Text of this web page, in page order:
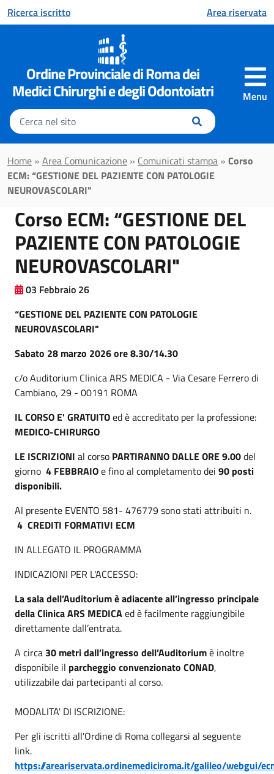
al contenuto principale
Ricerca iscritto Area riservata
Menu
Ordine Provinciale di Roma dei
Medici Chirurghi e degli Odontoiatri
Inserisci
il
testo
da
cercare
Home » Area Comunicazione » Comunicati stampa » Corso
ECM: “GESTIONE DEL PAZIENTE CON PATOLOGIE
NEUROVASCOLARI"
Corso ECM: “GESTIONE DEL
PAZIENTE CON PATOLOGIE
NEUROVASCOLARI"
03 Febbraio 26
“GESTIONE DEL PAZIENTE CON PATOLOGIE
NEUROVASCOLARI"
Sabato 28 marzo 2026 ore 8.30/14.30
c/o Auditorium Clinica ARS MEDICA - Via Cesare Ferrero di
Cambiano, 29 - 00191 ROMA
IL CORSO E' GRATUITOed è accreditato per la professione:
MEDICO-CHIRURGO
LE ISCRIZIONI al corso PARTIRANNO DALLE ORE 9.00del
giorno 4 FEBBRAIOe fino al completamento dei 90 posti
disponibili.
Al presente EVENTO 581- 476779 sono stati attribuiti n.
4 CREDITI FORMATIVI ECM
IN ALLEGATO IL PROGRAMMA
INDICAZIONI PER L'ACCESSO:
La sala dell’Auditorium è adiacente all’ingresso principale
della Clinica ARS MEDICAed è facilmente raggiungibile
direttamente dall’entrata.
A circa 30 metri dall’ingresso dell’Auditoriumè inoltre
disponibile il parcheggio convenzionato CONAD,
utilizzabile dai partecipanti al corso.
MODALITA' DI ISCRIZIONE:
Per gli iscritti all'Ordine di Roma collegarsi al seguente
link.
https://areariservata.ordinemediciroma.it/galileo/webgui/